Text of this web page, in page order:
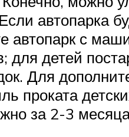
автопарка
автопарк с
детей
Для
проката
за 2-3